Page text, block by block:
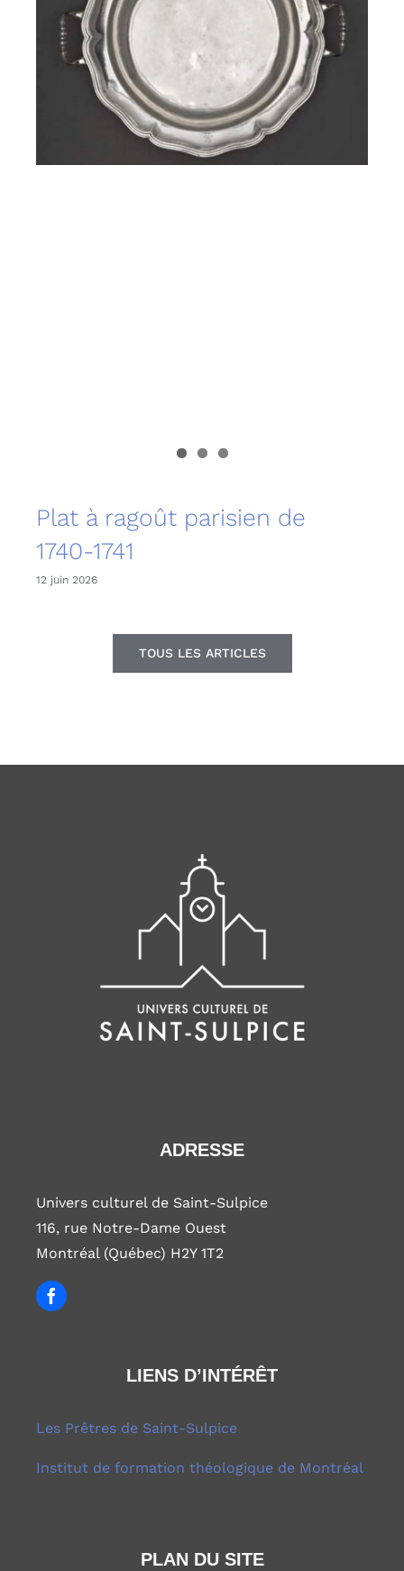
Plat à ragoût parisien de
1740-1741
12 juin 2026
TOUS LES ARTICLES
ADRESSE
Univers culturel de Saint-Sulpice
116, rue Notre-Dame Ouest
Montréal (Québec) H2Y 1T2
LIENS D’INTÉRÊT
Les Prêtres de Saint-Sulpice
Institut de formation théologique de Montréal
PLAN DU SITE